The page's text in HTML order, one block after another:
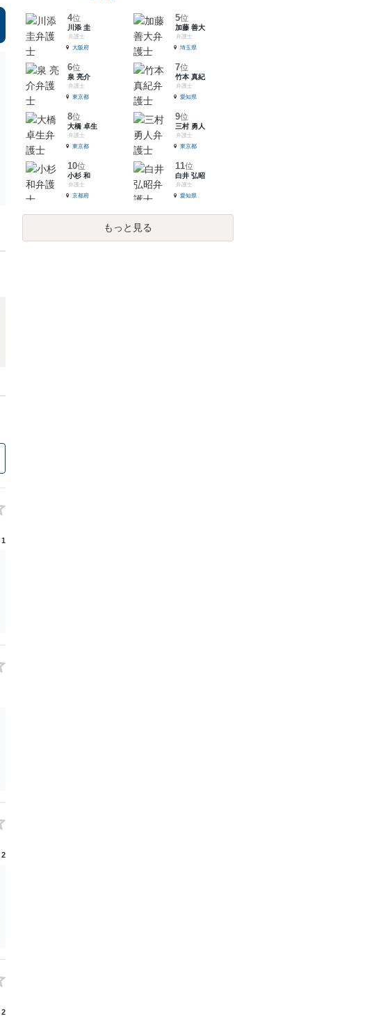
1
2
2
4位
川添 圭
弁護士
大阪府
5位
加藤 善大
弁護士
埼玉県
6位
泉 亮介
弁護士
東京都
7位
竹本 真紀
弁護士
愛知県
8位
大橋 卓生
弁護士
東京都
9位
三村 勇人
弁護士
東京都
10位
小杉 和
弁護士
京都府
11位
白井 弘昭
弁護士
愛知県
もっと見る